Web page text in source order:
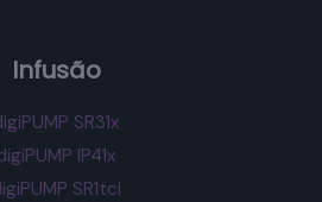
Infusão
SR31x
IP41x
SR1tci